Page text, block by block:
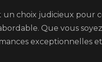
un choix judicieux
Que vous
exceptionnelles